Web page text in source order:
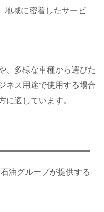
地域に密着したサービ
、多様な車種から選びた
ネス用途で使用する場合
に適しています。
油グループが提供する